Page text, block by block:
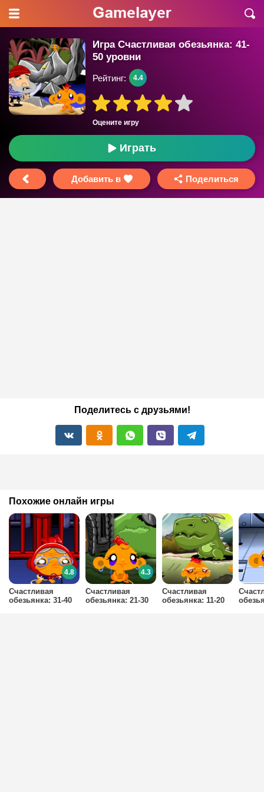
Игра Счастливая обезьянка: 41-
50 уровни
Оцените игру
Рейтинг: 4.4
Играть
Добавить в Поделиться
Поделитесь с друзьями!
Похожие онлайн игры
Счастливая
обезьянка: 31-40
4.8
Счастливая
обезьянка: 21-30
4.3
Счастливая
обезьянка: 11-20